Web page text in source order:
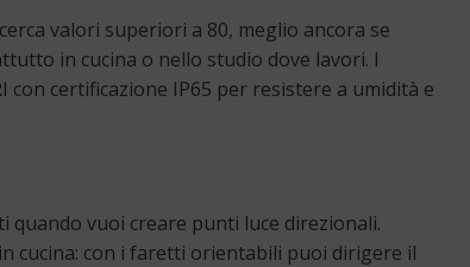
valori superiori a 80, meglio ancora se
in cucina o nello studio dove lavori. I
certificazione IP65 per resistere a umidità e
quando vuoi creare punti luce direzionali.
cucina: con i faretti orientabili puoi dirigere il